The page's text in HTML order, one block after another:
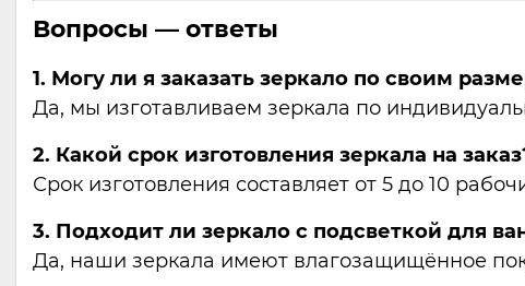
Вопросы — ответы
1. Могу ли я заказать зеркало по своим
Да, мы изготавливаем зеркала по
2. Какой срок изготовления зеркала на
Срок изготовления составляет от 5 до 10
3. Подходит ли зеркало с подсветкой для
Да, наши зеркала имеют влагозащищённое